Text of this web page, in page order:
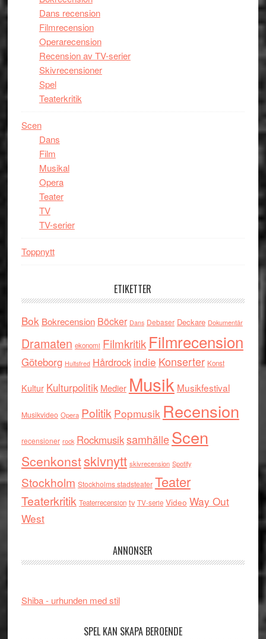
Dans recension
Filmrecension
Operarecension
Recension av TV-serier
Skivrecensioner
Spel
Teaterkritik
Scen
Dans
Film
Musikal
Opera
Teater
TV
TV-serier
Toppnytt
ETIKETTER
Bok Bokrecension Böcker Dans Debaser Deckare Dokumentär
Dramaten ekonomi Filmkritik Filmrecension
Göteborg Hultsfred Hårdrock indie Konserter Konst
Kultur Kulturpolitik Medier Musik Musikfestival
Musikvideo Opera Politik Popmusik Recension
recensioner rock RockmusiksamhälleScen
Scenkonstskivnytt skivrecension Spotify
Stockholm Stockholms stadsteater Teater
Teaterkritik Teaterrecension tv TV-serie Video Way Out
West
ANNONSER
Shiba - urhunden med stil
SPEL KAN SKAPA BEROENDE